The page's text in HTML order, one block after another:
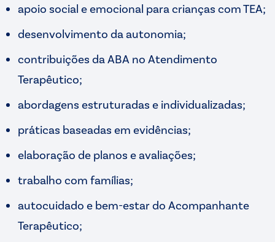
apoio social e emocional para crianças com TEA;
desenvolvimento da autonomia;
contribuições da ABA no Atendimento
Terapêutico;
abordagens estruturadas e individualizadas;
práticas baseadas em evidências;
elaboração de planos e avaliações;
trabalho com famílias;
autocuidado e bem-estar do Acompanhante
Terapêutico;